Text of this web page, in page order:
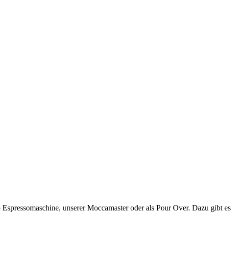
unserer Moccamaster oder als Pour Over. Dazu gibt es